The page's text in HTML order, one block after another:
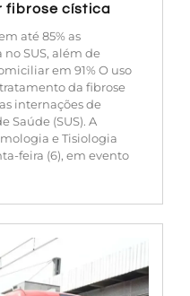
fibrose cística
até 85% as
SUS, além de
em 91% O uso
da fibrose
internações de
Saúde (SUS). A
e Tisiologia
feira (6), em evento